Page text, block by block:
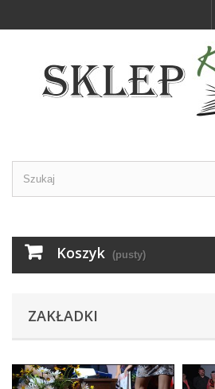
Koszyk (pusty)
ZAKŁADKI